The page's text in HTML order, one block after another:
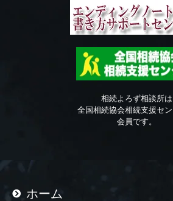
相続よろず相談所は
全国相続協会相続支援セ
会員です。
ホーム